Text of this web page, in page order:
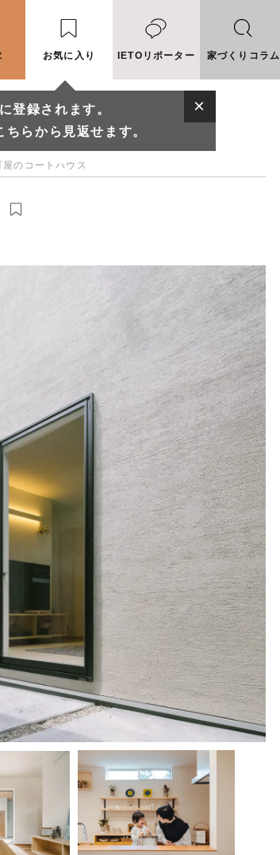
す。
返せます。
お気に入り
登録されます。
らから見返せます。
IETOリポーター 家づくりコラム
のコートハウス